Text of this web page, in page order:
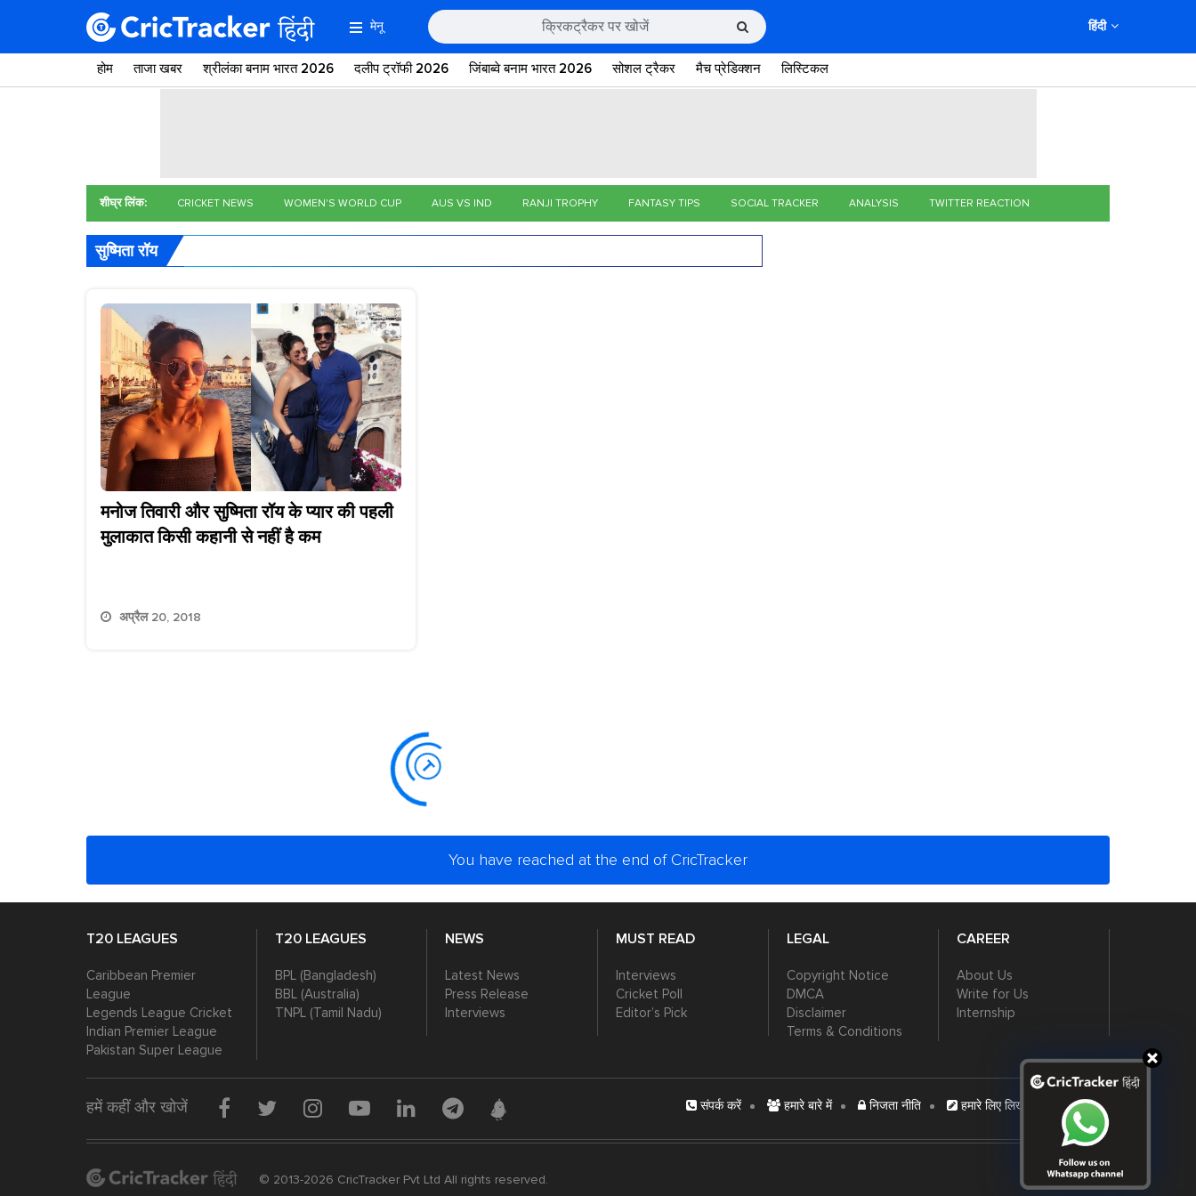
मेनू हिंदी
होम ताजा खबर श्रीलंका बनाम भारत 2026 दलीप ट्रॉफी 2026 जिंबाब्वे बनाम भारत 2026 सोशल ट्रैकर मैच प्रेडिक्शन लिस्टिकल
शीघ्र लिंक: CRICKET NEWS WOMEN'S WORLD CUP AUS VS IND RANJI TROPHY FANTASY TIPS SOCIAL TRACKER ANALYSIS TWITTER REACTION
सुष्मिता रॉय
मनोज तिवारी और सुष्मिता रॉय के प्यार की पहली
मुलाकात किसी कहानी से नहीं है कम
अप्रैल 20, 2018
You have reached at the end of CricTracker
T20 LEAGUES
Caribbean Premier
League
Legends League Cricket
Indian Premier League
Pakistan Super League
T20 LEAGUES
BPL (Bangladesh)
BBL (Australia)
TNPL (Tamil Nadu)
NEWS
Latest News
Press Release
Interviews
MUST READ
Interviews
Cricket Poll
Editor’s Pick
LEGAL
Copyright Notice
DMCA
Disclaimer
Terms & Conditions
CAREER
About Us
Write for Us
Internship
हमें कहीं और खोजें संपर्क करें हमारे बारे में निजता नीति हमारे लिए लिखें विज्ञापन दें
© 2013-2026 CricTracker Pvt Ltd All rights reserved.